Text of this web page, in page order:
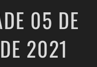
05 DE
2021